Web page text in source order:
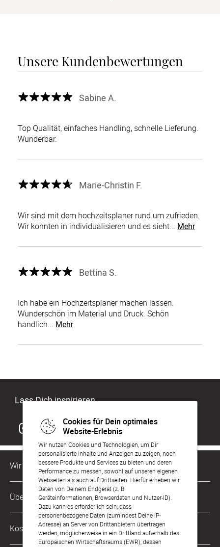
Cookies für Dein optimales
Website-Erlebnis
Wir nutzen Cookies und Technologien, um Dir
personalisierte Inhalte und Anzeigen zu zeigen, noch
bessere Produkte und Services zu bieten und deren
Performance zu messen, sowohl auf unseren eigenen
Webseiten als auch auf Drittseiten. Hierfür erheben wir
Daten von Deinem Endgerät (z. B.
Geräteinformationen, Browserdaten und Nutzer-ID).
Dazu kann es erforderlich sein, dass
personenbezogene Daten (zumindest Deine IP-
Adresse) an Server von Drittanbietern übertragen
werden, möglicherweise in ein Drittland außerhalb des
Europäischen Wirtschaftsraums (EWR), dessen
Unsere Kundenbewertungen
Sabine A.
Top Qualität, einfaches Handling, schnelle Lieferung.
Wunderbar.
Marie-Christin F.
Wir sind mit dem hochzeitsplaner rund um zufrieden.
Wir konnten in individualisieren und es sieht... Mehr
Bettina S.
Ich habe ein Hochzeitsplaner machen lassen.
Wunderschön im Material und Druck. Schön
handlich... Mehr
Lass Dich inspirieren
Wir sind für Dich da
Kundenservice-Hotline
0049 221 956 725 10
Mo. - Fr. von 9 bis 17 Uhr
kontakt@sendmoments.ch
Über Uns
Philosophie
Karriere
Kostenlose Services